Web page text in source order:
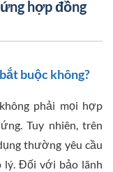
hợp đồng
buộc không?
phải mọi hợp
Tuy nhiên, trên
thường yêu cầu
lý. Đối với bảo lãnh